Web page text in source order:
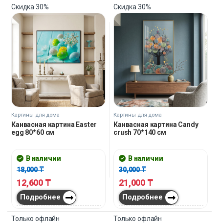
Скидка30%
Картины для дома
Канвасная картина Easter
egg 80*60 см
В наличии
18,000₸
12,600 ₸
Подробнее
Скидка30%
Картины для дома
Канвасная картина Candy
crush 70*140 см
В наличии
30,000₸
21,000 ₸
Подробнее
Только офлайн
Только офлайн